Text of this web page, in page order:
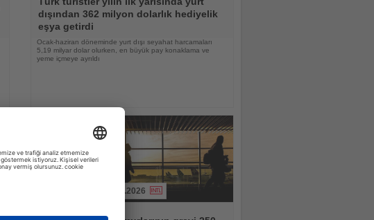
Oku
dışından 362 milyon dolarlık hediyelik
eşya getirdi
Ocak-haziran döneminde yurt dışı seyahat harcamaları
5,19 milyar dolar olurken, en büyük pay konaklama ve
yeme içmeye ayrıldı
03.08.2026